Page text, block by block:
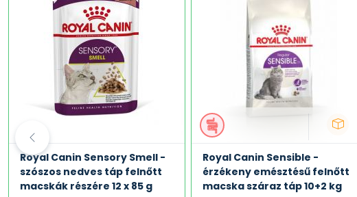
ANALITIKAI ÖSSZETEVŐK: Nyersfehérje: 37,0 % - Nyersrost: 6,0
karnitin: 100 mg/kg.
Royal Canin Sensory Smell -
szószos nedves táp felnőtt
macskák részére 12 x 85 g
Royal Canin Sensible -
érzékeny emésztésű felnőtt
macska száraz táp 10+2 kg